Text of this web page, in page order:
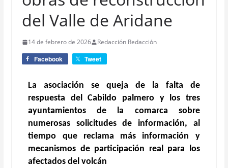
del Valle de Aridane
14 de febrero de 2026 Redacción Redacción
Facebook Tweet
La asociación se queja de la falta de
respuesta del Cabildo palmero y los tres
ayuntamientos de la comarca sobre
numerosas solicitudes de información, al
tiempo que reclama más información y
mecanismos de participación real para los
afectados del volcán